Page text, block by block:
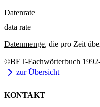
Datenrate
data rate
Datenmenge, die pro Zeit
©BET-Fachwörterbuch
zur Übersicht
KONTAKT